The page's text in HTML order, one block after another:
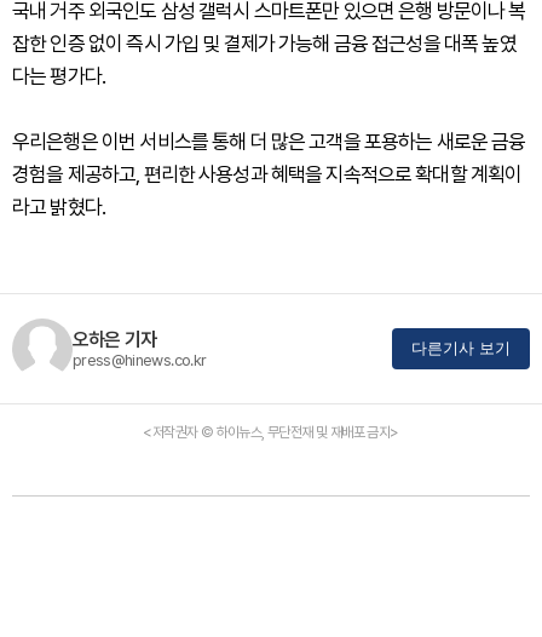
국내 거주 외국인도 삼성 갤럭시 스마트폰만 있으면 은행 방문이나 복
잡한 인증 없이 즉시 가입 및 결제가 가능해 금융 접근성을 대폭 높였
다는 평가다.
우리은행은 이번 서비스를 통해 더 많은 고객을 포용하는 새로운 금융
경험을 제공하고, 편리한 사용성과 혜택을 지속적으로 확대할 계획이
라고 밝혔다.
오하은 기자
press@hinews.co.kr
다른기사 보기
<저작권자 © 하이뉴스, 무단전재 및 재배포 금지>